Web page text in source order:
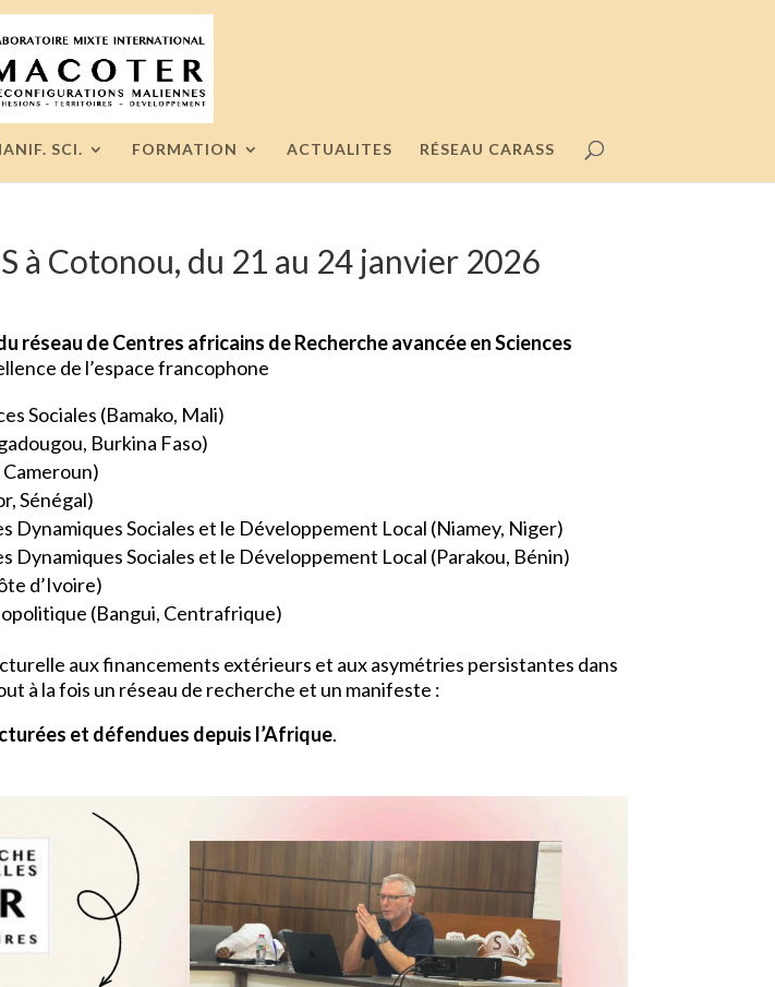
SCI. FORMATION ACTUALITES RÉSEAU CARASS
à Cotonou, du 21 au 24 janvier 2026
réseau de Centres africains de Recherche avancée en Sciences
de l’espace francophone
Sociales (Bamako, Mali)
Burkina Faso)
Sénégal)
Dynamiques Sociales et le Développement Local (Niamey, Niger)
Dynamiques Sociales et le Développement Local (Parakou, Bénin)
d’Ivoire)
(Bangui, Centrafrique)
aux financements extérieurs et aux asymétries persistantes dans
à la fois un réseau de recherche et un manifeste :
et défendues depuis l’Afrique.